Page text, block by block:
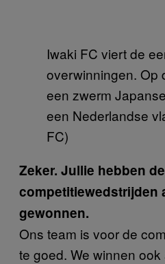
Iwaki FC viert de
overwinningen. Op
een zwerm
een Nederlandse
FC)
Zeker. Jullie hebben
competitiewedstrijden
gewonnen.
Ons team is voor de
te goed. We winnen